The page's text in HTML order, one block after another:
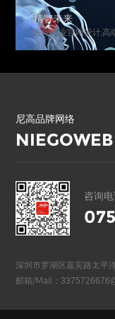
精智未来
医疗行业官网设计,高
尼高品牌网络
NIEGOWEB
咨询电
深圳市罗湖区嘉宾路太平
邮箱/Mail：